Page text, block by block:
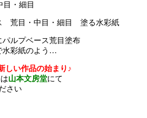
目・細目
ルプベース荒目塗布
水彩紙のよう…
しい作品の始まり♪
山本文房堂にて
さい